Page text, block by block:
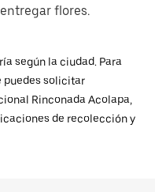
flores.
según la ciudad. Para
puedes solicitar
Rinconada Acolapa,
de recolección y